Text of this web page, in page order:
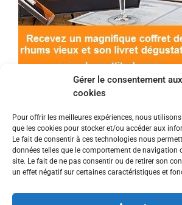
Gérer le consentement aux
cookies
Pour offrir les meilleures expériences, nous
que les cookies pour stocker et/ou accéder aux
Le fait de consentir à ces technologies nous
données telles que le comportement de navigation
site. Le fait de ne pas consentir ou de retirer son
un effet négatif sur certaines caractéristiques et
© 2022 Meilleur-rhum.net - Tous
Mentions légales-Politique